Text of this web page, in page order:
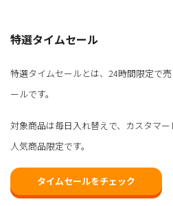
特選タイムセール
特選タイムセールとは、24時間限定で
ールです。
対象商品は毎日入れ替えで、カスタマ
人気商品限定です。
タイムセールをチェック